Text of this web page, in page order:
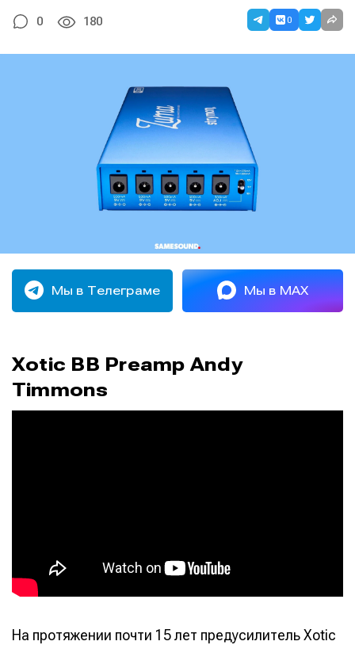
0 180 0
Мы в Телеграме Мы в MAX
Xotic BB Preamp Andy
Timmons
На протяжении почти 15 лет предусилитель Xotic